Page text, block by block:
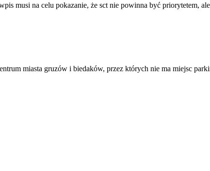
musi na celu pokazanie, że sct nie powinna być priorytetem,
miasta gruzów i biedaków, przez których nie ma miejsc